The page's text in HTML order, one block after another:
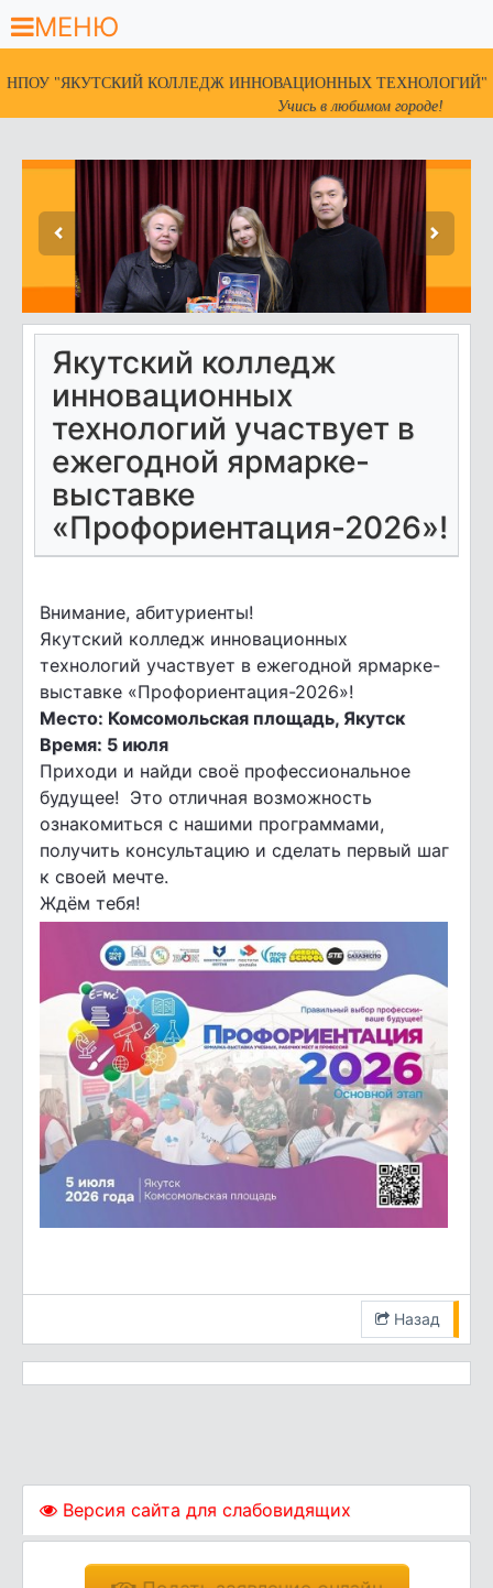
МЕНЮ
НПОУ "ЯКУТСКИЙ КОЛЛЕДЖ ИННОВАЦИОННЫХ ТЕХНОЛОГИЙ"
Учись в любимом городе!
Якутский колледж
инновационных
технологий участвует в
ежегодной ярмарке-
выставке
«Профориентация-2026»!
Внимание, абитуриенты!
Якутский колледж инновационных
технологий участвует в ежегодной ярмарке-
выставке «Профориентация-2026»!
Место: Комсомольская площадь, Якутск
Время: 5 июля
Приходи и найди своё профессиональное
будущее! Это отличная возможность
ознакомиться с нашими программами,
получить консультацию и сделать первый шаг
к своей мечте.
Ждём тебя!
Назад
Версия сайта для слабовидящих